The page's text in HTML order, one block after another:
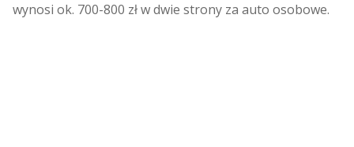
wynosi ok. 700-800 zł w dwie strony za auto osobowe.